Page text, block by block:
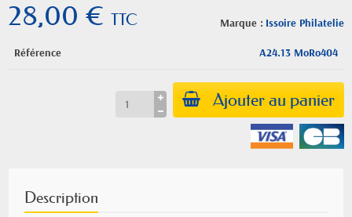
Marque : Issoire Philatelie
28,00 € TTC
Référence A24.13 MoRo404
Ajouter au panier
Description